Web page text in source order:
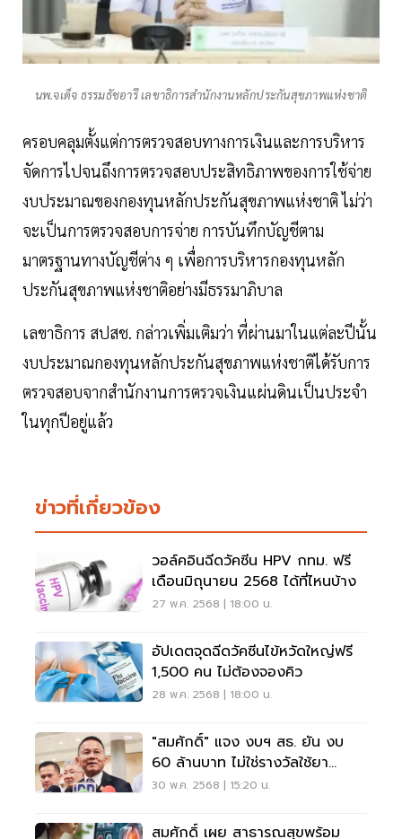
นพ.จเด็จ ธรรมธัชอารี เลขาธิการสำนักงานหลักประกันสุขภาพแห่งชาติ
ครอบคลุมตั้งแต่การตรวจสอบทางการเงินและการบริหาร
จัดการไปจนถึงการตรวจสอบประสิทธิภาพของการใช้จ่าย
งบประมาณของกองทุนหลักประกันสุขภาพแห่งชาติ ไม่ว่า
จะเป็นการตรวจสอบการจ่าย การบันทึกบัญชีตาม
มาตรฐานทางบัญชีต่าง ๆ เพื่อการบริหารกองทุนหลัก
ประกันสุขภาพแห่งชาติอย่างมีธรรมาภิบาล
เลขาธิการ สปสช. กล่าวเพิ่มเติมว่า ที่ผ่านมาในแต่ละปีนั้น
งบประมาณกองทุนหลักประกันสุขภาพแห่งชาติได้รับการ
ตรวจสอบจากสำนักงานการตรวจเงินแผ่นดินเป็นประจำ
ในทุกปีอยู่แล้ว
ข่าวที่เกี่ยวข้อง
วอล์คอินฉีดวัคซีน HPV กทม. ฟรี
เดือนมิถุนายน 2568 ได้ที่ไหนบ้าง
27 พ.ค. 2568 | 18:00 น.
อัปเดตจุดฉีดวัคซีนไข้หวัดใหญ่ฟรี
1,500 คน ไม่ต้องจองคิว
28 พ.ค. 2568 | 18:00 น.
"สมศักดิ์" แจง งบฯ สธ. ยัน งบ
60 ล้านบาท ไม่ใช่รางวัลใช้ยา
สมุนไพร
30 พ.ค. 2568 | 15:20 น.
สมศักดิ์ เผย สาธารณสุขพร้อม